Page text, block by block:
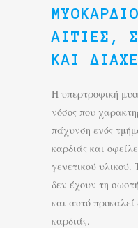
ΑΙΤΊΕΣ,
ΚΑΙ
Η υπερτροφική
νόσος που
πάχυνση ενός
καρδιάς και
γενετικού
δεν έχουν τη
και αυτό προκαλεί
καρδιάς.